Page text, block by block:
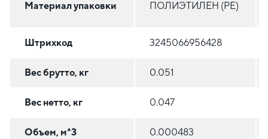
Материал упаковки ПОЛИЭТИЛЕН (PE)
Штрихкод 3245066956428
Вес брутто, кг 0.051
Вес нетто, кг 0.047
Объем, м^3 0.000483